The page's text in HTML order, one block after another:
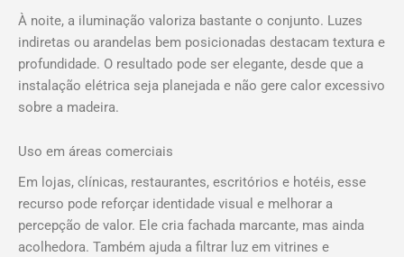
À noite, a iluminação valoriza bastante o conjunto. Luzes
indiretas ou arandelas bem posicionadas destacam textura e
profundidade. O resultado pode ser elegante, desde que a
instalação elétrica seja planejada e não gere calor excessivo
sobre a madeira.
Uso em áreas comerciais
Em lojas, clínicas, restaurantes, escritórios e hotéis, esse
recurso pode reforçar identidade visual e melhorar a
percepção de valor. Ele cria fachada marcante, mas ainda
acolhedora. Também ajuda a filtrar luz em vitrines e